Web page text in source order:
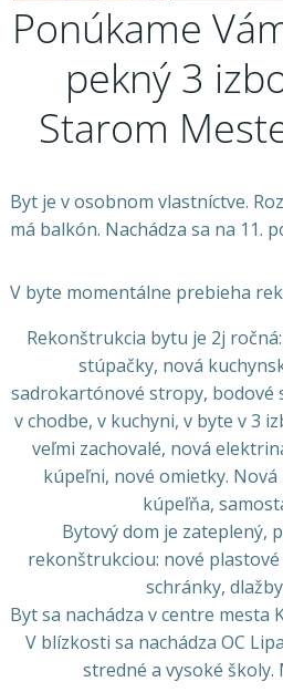
Ponúkame
pekný 3
Starom
Byt je v osobnom vlastníctve.
má balkón. Nachádza sa na 11.
V byte momentálne prebieha
Rekonštrukcia bytu je 2j
stúpačky, nová
sadrokartónové stropy, bodové
v chodbe, v kuchyni, v byte v 3
veľmi zachovalé, nová
kúpeľni, nové omietky.
kúpeľňa,
Bytový dom je zateplený,
rekonštrukciou: nové
schránky,
Byt sa nachádza v centre mesta
V blízkosti sa nachádza OC
stredné a vysoké školy.